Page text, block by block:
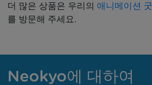
더 많은 상품은 우리의 애니메이션
를 방문해 주세요.
Neokyo에 대하여